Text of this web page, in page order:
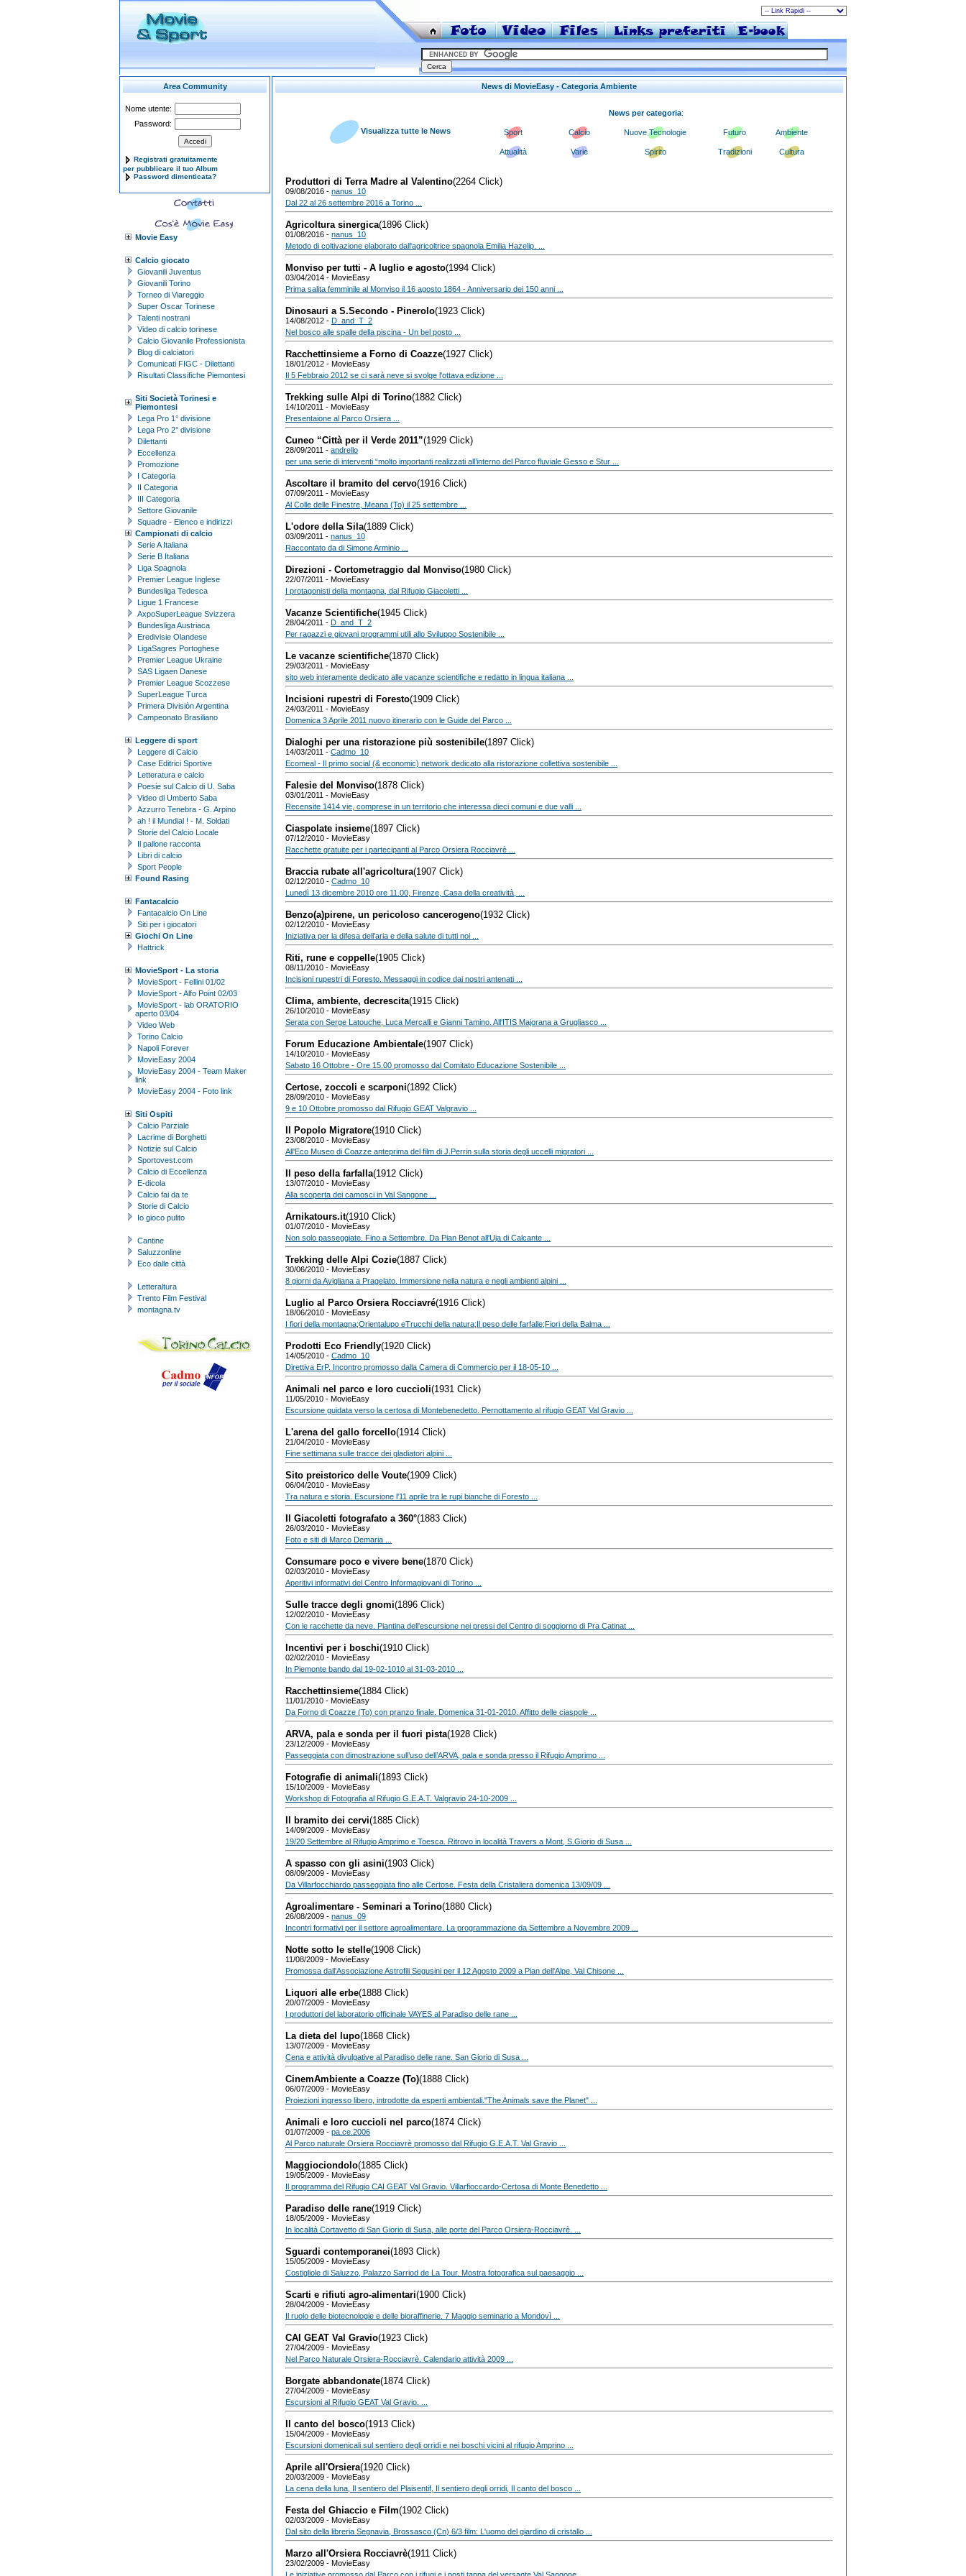
Area Community
Nome utente:
Password:
Registrati gratuitamente
per pubblicare il tuo Album
Password dimenticata?
Movie Easy
Calcio giocato
Giovanili Juventus
Giovanili Torino
Torneo di Viareggio
Super Oscar Torinese
Talenti nostrani
Video di calcio torinese
Calcio Giovanile Professionista
Blog di calciatori
Comunicati FIGC - Dilettanti
Risultati Classifiche Piemontesi
Siti Società Torinesi e
Piemontesi
Lega Pro 1° divisione
Lega Pro 2° divisione
Dilettanti
Eccellenza
Promozione
I Categoria
II Categoria
III Categoria
Settore Giovanile
Squadre - Elenco e indirizzi
Campionati di calcio
Serie A Italiana
Serie B Italiana
Liga Spagnola
Premier League Inglese
Bundesliga Tedesca
Ligue 1 Francese
AxpoSuperLeague Svizzera
Bundesliga Austriaca
Eredivisie Olandese
LigaSagres Portoghese
Premier League Ukraine
SAS Ligaen Danese
Premier League Scozzese
SuperLeague Turca
Primera Divisiòn Argentina
Campeonato Brasiliano
Leggere di sport
Leggere di Calcio
Case Editrici Sportive
Letteratura e calcio
Poesie sul Calcio di U. Saba
Video di Umberto Saba
Azzurro Tenebra - G. Arpino
ah ! il Mundial ! - M. Soldati
Storie del Calcio Locale
Il pallone racconta
Libri di calcio
Sport People
Found Rasing
Fantacalcio
Fantacalcio On Line
Siti per i giocatori
Giochi On Line
Hattrick
MovieSport - La storia
MovieSport - Fellini 01/02
MovieSport - Alfo Point 02/03
MovieSport - lab ORATORIO
aperto 03/04
Video Web
Torino Calcio
Napoli Forever
MovieEasy 2004
MovieEasy 2004 - Team Maker
link
MovieEasy 2004 - Foto link
Siti Ospiti
Calcio Parziale
Lacrime di Borghetti
Notizie sul Calcio
Sportovest.com
Calcio di Eccellenza
E-dicola
Calcio fai da te
Storie di Calcio
Io gioco pulito
Cantine
Saluzzonline
Eco dalle città
Letteraltura
Trento Film Festival
montagna.tv
News di MovieEasy - Categoria Ambiente
Visualizza tutte le News
News per categoria:
Sport Calcio Nuove Tecnologie Futuro Ambiente
Attualità Varie Spirito Tradizioni Cultura
Produttori di Terra Madre al Valentino(2264 Click)
09/08/2016 - nanus_10
Dal 22 al 26 settembre 2016 a Torino ...
Agricoltura sinergica(1896 Click)
01/08/2016 - nanus_10
Metodo di coltivazione elaborato dall'agricoltrice spagnola Emilia Hazelip. ...
Monviso per tutti - A luglio e agosto(1994 Click)
03/04/2014 - MovieEasy
Prima salita femminile al Monviso il 16 agosto 1864 - Anniversario dei 150 anni ...
Dinosauri a S.Secondo - Pinerolo(1923 Click)
14/08/2012 - D_and_T_2
Nel bosco alle spalle della piscina - Un bel posto ...
Racchettinsieme a Forno di Coazze(1927 Click)
18/01/2012 - MovieEasy
Il 5 Febbraio 2012 se ci sarà neve si svolge l'ottava edizione ...
Trekking sulle Alpi di Torino(1882 Click)
14/10/2011 - MovieEasy
Presentaione al Parco Orsiera ...
Cuneo “Città per il Verde 2011”(1929 Click)
28/09/2011 - andrello
per una serie di interventi “molto importanti realizzati all’interno del Parco fluviale Gesso e Stur ...
Ascoltare il bramito del cervo(1916 Click)
07/09/2011 - MovieEasy
Al Colle delle Finestre, Meana (To) il 25 settembre ...
L'odore della Sila(1889 Click)
03/09/2011 - nanus_10
Raccontato da di Simone Arminio ...
Direzioni - Cortometraggio dal Monviso(1980 Click)
22/07/2011 - MovieEasy
I protagonisti della montagna, dal Rifugio Giacoletti ...
Vacanze Scientifiche(1945 Click)
28/04/2011 - D_and_T_2
Per ragazzi e giovani programmi utili allo Sviluppo Sostenibile ...
Le vacanze scientifiche(1870 Click)
29/03/2011 - MovieEasy
sito web interamente dedicato alle vacanze scientifiche e redatto in lingua italiana ...
Incisioni rupestri di Foresto(1909 Click)
24/03/2011 - MovieEasy
Domenica 3 Aprile 2011 nuovo itinerario con le Guide del Parco ...
Dialoghi per una ristorazione più sostenibile(1897 Click)
14/03/2011 - Cadmo_10
Ecomeal - Il primo social (& economic) network dedicato alla ristorazione collettiva sostenibile ...
Falesie del Monviso(1878 Click)
03/01/2011 - MovieEasy
Recensite 1414 vie, comprese in un territorio che interessa dieci comuni e due valli ...
Ciaspolate insieme(1897 Click)
07/12/2010 - MovieEasy
Racchette gratuite per i partecipanti al Parco Orsiera Rocciavrè ...
Braccia rubate all'agricoltura(1907 Click)
02/12/2010 - Cadmo_10
Lunedì 13 dicembre 2010 ore 11.00, Firenze, Casa della creatività, ...
Benzo(a)pirene, un pericoloso cancerogeno(1932 Click)
02/12/2010 - MovieEasy
Iniziativa per la difesa dell'aria e della salute di tutti noi ...
Riti, rune e coppelle(1905 Click)
08/11/2010 - MovieEasy
Incisioni rupestri di Foresto. Messaggi in codice dai nostri antenati ...
Clima, ambiente, decrescita(1915 Click)
26/10/2010 - MovieEasy
Serata con Serge Latouche, Luca Mercalli e Gianni Tamino. All'ITIS Majorana a Grugliasco ...
Forum Educazione Ambientale(1907 Click)
14/10/2010 - MovieEasy
Sabato 16 Ottobre - Ore 15.00 promosso dal Comitato Educazione Sostenibile ...
Certose, zoccoli e scarponi(1892 Click)
28/09/2010 - MovieEasy
9 e 10 Ottobre promosso dal Rifugio GEAT Valgravio ...
Il Popolo Migratore(1910 Click)
23/08/2010 - MovieEasy
All'Eco Museo di Coazze anteprima del film di J.Perrin sulla storia degli uccelli migratori ...
Il peso della farfalla(1912 Click)
13/07/2010 - MovieEasy
Alla scoperta dei camosci in Val Sangone ...
Arnikatours.it(1910 Click)
01/07/2010 - MovieEasy
Non solo passeggiate. Fino a Settembre. Da Pian Benot all'Uja di Calcante ...
Trekking delle Alpi Cozie(1887 Click)
30/06/2010 - MovieEasy
8 giorni da Avigliana a Pragelato. Immersione nella natura e negli ambienti alpini ...
Luglio al Parco Orsiera Rocciavré(1916 Click)
18/06/2010 - MovieEasy
I fiori della montagna;Orientalupo eTrucchi della natura;Il peso delle farfalle;Fiori della Balma ...
Prodotti Eco Friendly(1920 Click)
14/05/2010 - Cadmo_10
Direttiva ErP. Incontro promosso dalla Camera di Commercio per il 18-05-10 ...
Animali nel parco e loro cuccioli(1931 Click)
11/05/2010 - MovieEasy
Escursione guidata verso la certosa di Montebenedetto. Pernottamento al rifugio GEAT Val Gravio ...
L'arena del gallo forcello(1914 Click)
21/04/2010 - MovieEasy
Fine settimana sulle tracce dei gladiatori alpini ...
Sito preistorico delle Voute(1909 Click)
06/04/2010 - MovieEasy
Tra natura e storia. Escursione l'11 aprile tra le rupi bianche di Foresto ...
Il Giacoletti fotografato a 360°(1883 Click)
26/03/2010 - MovieEasy
Foto e siti di Marco Demaria ...
Consumare poco e vivere bene(1870 Click)
02/03/2010 - MovieEasy
Aperitivi informativi del Centro Informagiovani di Torino ...
Sulle tracce degli gnomi(1896 Click)
12/02/2010 - MovieEasy
Con le racchette da neve. Piantina dell'escursione nei pressi del Centro di soggiorno di Pra Catinat ...
Incentivi per i boschi(1910 Click)
02/02/2010 - MovieEasy
In Piemonte bando dal 19-02-1010 al 31-03-2010 ...
Racchettinsieme(1884 Click)
11/01/2010 - MovieEasy
Da Forno di Coazze (To) con pranzo finale. Domenica 31-01-2010. Affitto delle ciaspole ...
ARVA, pala e sonda per il fuori pista(1928 Click)
23/12/2009 - MovieEasy
Passeggiata con dimostrazione sull’uso dell’ARVA, pala e sonda presso il Rifugio Amprimo ...
Fotografie di animali(1893 Click)
15/10/2009 - MovieEasy
Workshop di Fotografia al Rifugio G.E.A.T. Valgravio 24-10-2009 ...
Il bramito dei cervi(1885 Click)
14/09/2009 - MovieEasy
19/20 Settembre al Rifugio Amprimo e Toesca. Ritrovo in località Travers a Mont, S.Giorio di Susa ...
A spasso con gli asini(1903 Click)
08/09/2009 - MovieEasy
Da Villarfocchiardo passeggiata fino alle Certose. Festa della Cristaliera domenica 13/09/09 ...
Agroalimentare - Seminari a Torino(1880 Click)
26/08/2009 - nanus_09
Incontri formativi per il settore agroalimentare. La programmazione da Settembre a Novembre 2009 ...
Notte sotto le stelle(1908 Click)
11/08/2009 - MovieEasy
Promossa dall'Associazione Astrofili Segusini per il 12 Agosto 2009 a Pian dell'Alpe, Val Chisone ...
Liquori alle erbe(1888 Click)
20/07/2009 - MovieEasy
I produttori del laboratorio officinale VAYES al Paradiso delle rane ...
La dieta del lupo(1868 Click)
13/07/2009 - MovieEasy
Cena e attività divulgative al Paradiso delle rane. San Giorio di Susa ...
CinemAmbiente a Coazze (To)(1888 Click)
06/07/2009 - MovieEasy
Proiezioni ingresso libero, introdotte da esperti ambientali."The Animals save the Planet" ...
Animali e loro cuccioli nel parco(1874 Click)
01/07/2009 - pa.ce.2006
Al Parco naturale Orsiera Rocciavrè promosso dal Rifugio G.E.A.T. Val Gravio ...
Maggiociondolo(1885 Click)
19/05/2009 - MovieEasy
Il programma del Rifugio CAI GEAT Val Gravio. Villarfioccardo-Certosa di Monte Benedetto ...
Paradiso delle rane(1919 Click)
18/05/2009 - MovieEasy
In località Cortavetto di San Giorio di Susa, alle porte del Parco Orsiera-Rocciavrè. ...
Sguardi contemporanei(1893 Click)
15/05/2009 - MovieEasy
Costigliole di Saluzzo, Palazzo Sarriod de La Tour. Mostra fotografica sul paesaggio ...
Scarti e rifiuti agro-alimentari(1900 Click)
28/04/2009 - MovieEasy
Il ruolo delle biotecnologie e delle bioraffinerie. 7 Maggio seminario a Mondovì ...
CAI GEAT Val Gravio(1923 Click)
27/04/2009 - MovieEasy
Nel Parco Naturale Orsiera-Rocciavrè. Calendario attività 2009 ...
Borgate abbandonate(1874 Click)
27/04/2009 - MovieEasy
Escursioni al Rifugio GEAT Val Gravio. ...
Il canto del bosco(1913 Click)
15/04/2009 - MovieEasy
Escursioni domenicali sul sentiero degli orridi e nei boschi vicini al rifugio Amprino ...
Aprile all'Orsiera(1920 Click)
20/03/2009 - MovieEasy
La cena della luna, Il sentiero del Plaisentif, Il sentiero degli orridi, Il canto del bosco ...
Festa del Ghiaccio e Film(1902 Click)
02/03/2009 - MovieEasy
Dal sito della libreria Segnavia, Brossasco (Cn) 6/3 film: L'uomo del giardino di cristallo ...
Marzo all'Orsiera Rocciavrè(1911 Click)
23/02/2009 - MovieEasy